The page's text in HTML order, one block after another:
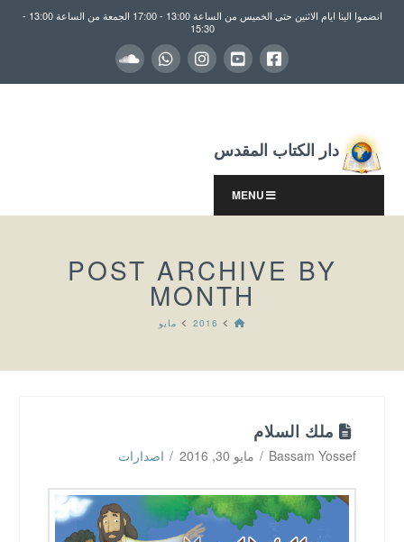
انضموا الينا ايام الاثنين حتى الخميس من الساعة 13:00 - 17:00 الجمعة من الساعة 13:00 -
15:30
دار الكتاب المقدس
MENU
POST ARCHIVE BY
MONTH
HOME
2016 مايو
ملك السلام
Bassam Yossef مايو 30, 2016 اصدارات